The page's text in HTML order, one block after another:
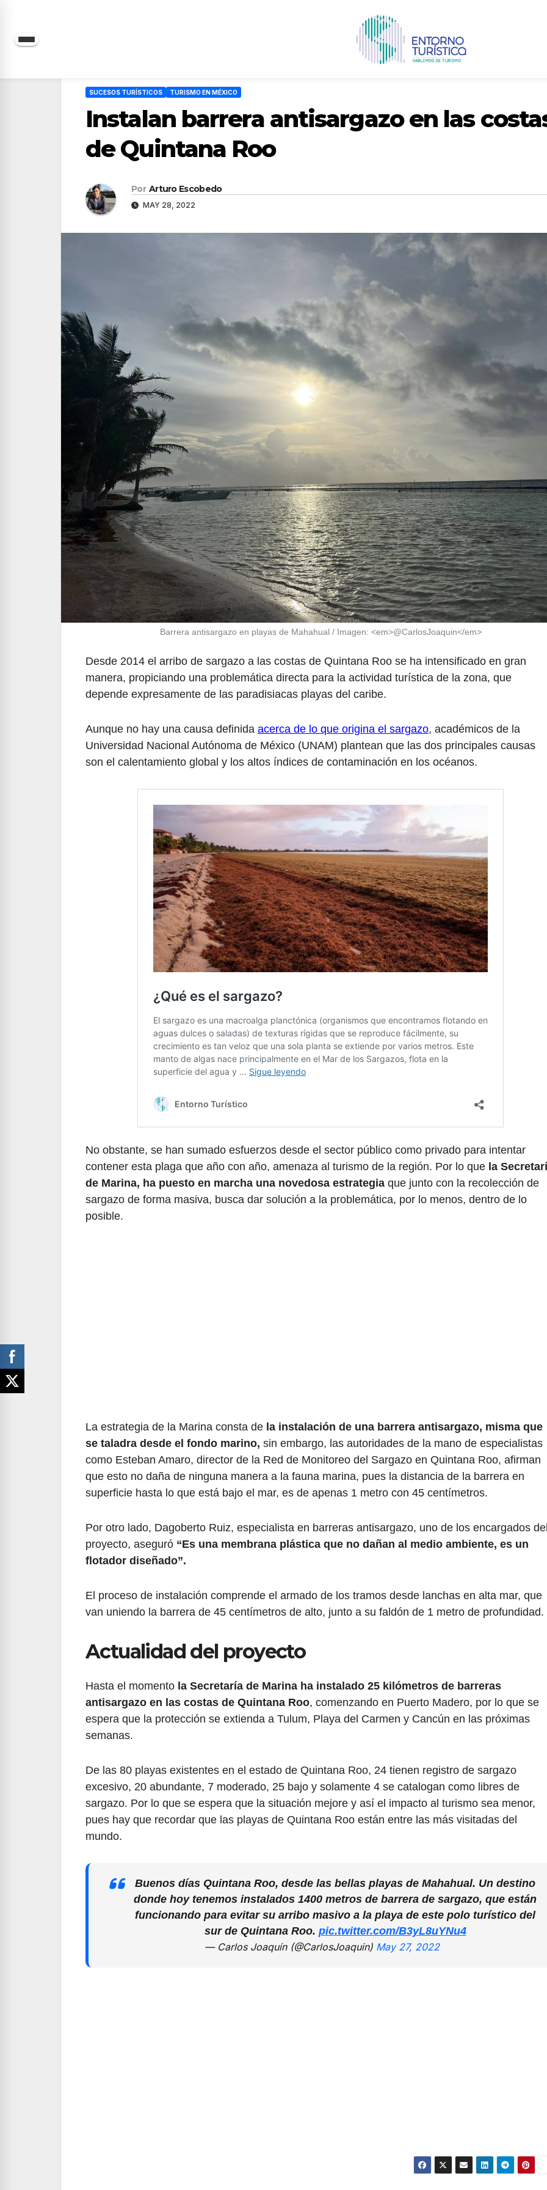
Saltar
SUCESOS TURÍSTICOS TURISMO EN MÉXICO
Instalan barrera antisargazo en las
de Quintana Roo
Por Arturo Escobedo
MAY 28, 2022
Barrera antisargazo en playas de Mahahual / Imagen: <em>@CarlosJoaquin</em>
Desde 2014 el arribo de sargazo a las costas de Quintana Roo se ha intensificado en gran
manera, propiciando una problemática directa para la actividad turística de la zona, que
depende expresamente de las paradisiacas playas del caribe.
Aunque no hay una causa definida acerca de lo que origina el sargazo, académicos de la
Universidad Nacional Autónoma de México (UNAM) plantean que las dos principales causas
son el calentamiento global y los altos índices de contaminación en los océanos.
No obstante, se han sumado esfuerzos desde el sector público como privado para intentar
contener esta plaga que año con año, amenaza al turismo de la región. Por lo que la
de Marina, ha puesto en marcha una novedosa estrategia que junto con la recolección de
sargazo de forma masiva, busca dar solución a la problemática, por lo menos, dentro de lo
posible.
La estrategia de la Marina consta de la instalación de una barrera antisargazo, misma que
se taladra desde el fondo marino, sin embargo, las autoridades de la mano de especialistas
como Esteban Amaro, director de la Red de Monitoreo del Sargazo en Quintana Roo, afirman
que esto no daña de ninguna manera a la fauna marina, pues la distancia de la barrera en
superficie hasta lo que está bajo el mar, es de apenas 1 metro con 45 centímetros.
Por otro lado, Dagoberto Ruiz, especialista en barreras antisargazo, uno de los encargados
proyecto, aseguró “Es una membrana plástica que no dañan al medio ambiente, es un
flotador diseñado”.
El proceso de instalación comprende el armado de los tramos desde lanchas en alta mar, que
van uniendo la barrera de 45 centímetros de alto, junto a su faldón de 1 metro de profundidad.
Actualidad del proyecto
Hasta el momento la Secretaría de Marina ha instalado 25 kilómetros de barreras
antisargazo en las costas de Quintana Roo, comenzando en Puerto Madero, por lo que se
espera que la protección se extienda a Tulum, Playa del Carmen y Cancún en las próximas
semanas.
De las 80 playas existentes en el estado de Quintana Roo, 24 tienen registro de sargazo
excesivo, 20 abundante, 7 moderado, 25 bajo y solamente 4 se catalogan como libres de
sargazo. Por lo que se espera que la situación mejore y así el impacto al turismo sea menor,
pues hay que recordar que las playas de Quintana Roo están entre las más visitadas del
mundo.
Buenos días Quintana Roo, desde las bellas playas de Mahahual. Un destino
donde hoy tenemos instalados 1400 metros de barrera de sargazo, que están
funcionando para evitar su arribo masivo a la playa de este polo turístico del
sur de Quintana Roo. pic.twitter.com/B3yL8uYNu4
— Carlos Joaquín (@CarlosJoaquin) May 27, 2022